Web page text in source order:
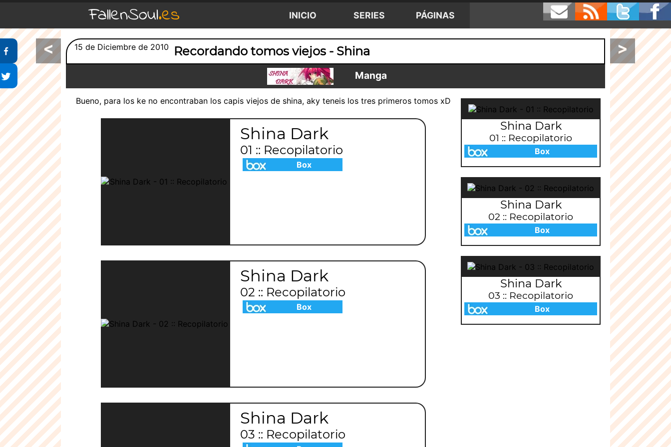
FallenSoul.es INICIO SERIES PÁGINAS
< >
Compartir en Facebook
Compartir en Twitter
15 de Diciembre de 2010 Recordando tomos viejos - Shina
Manga
Bueno, para los ke no encontraban los capis viejos de shina, aky teneis los tres primeros tomos xD
Shina Dark
01 :: Recopilatorio
Box
Shina Dark
02 :: Recopilatorio
Box
Shina Dark
03 :: Recopilatorio
Shina Dark
01 :: Recopilatorio
Box
Shina Dark
02 :: Recopilatorio
Box
Shina Dark
03 :: Recopilatorio
Box